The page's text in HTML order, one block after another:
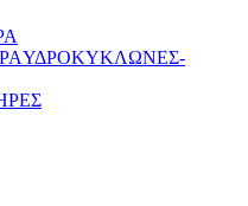
ΥΔΡΟΚΥΚΛΩΝΕΣ-